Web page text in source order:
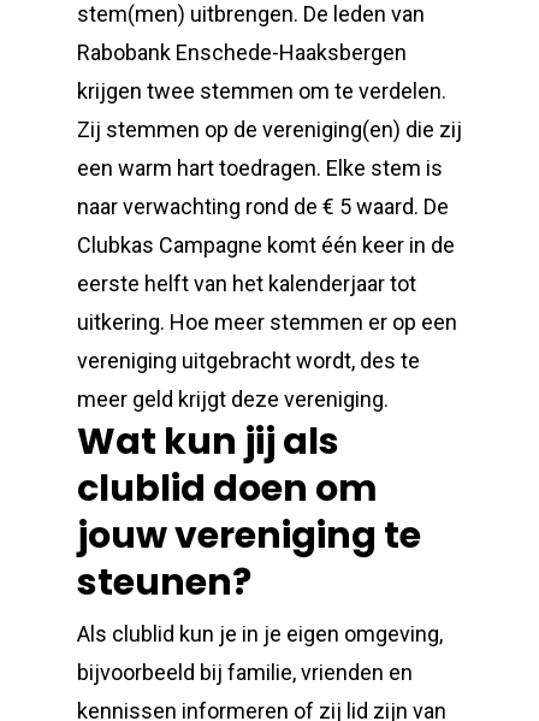
stem(men) uitbrengen. De leden van
Rabobank Enschede-Haaksbergen
krijgen twee stemmen om te verdelen.
Zij stemmen op de vereniging(en) die zij
een warm hart toedragen. Elke stem is
naar verwachting rond de € 5 waard. De
Clubkas Campagne komt één keer in de
eerste helft van het kalenderjaar tot
uitkering. Hoe meer stemmen er op een
vereniging uitgebracht wordt, des te
meer geld krijgt deze vereniging.
Wat kun jij als
clublid doen om
jouw vereniging te
steunen?
Als clublid kun je in je eigen omgeving,
bijvoorbeeld bij familie, vrienden en
kennissen informeren of zij lid zijn van